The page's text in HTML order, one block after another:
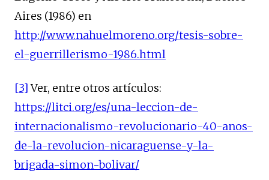
Aires (1986) en
http://www.nahuelmoreno.org/tesis-sobre-
el-guerrillerismo-1986.html
[3]Ver, entre otros artículos:
https://litci.org/es/una-leccion-de-
internacionalismo-revolucionario-40-anos-
de-la-revolucion-nicaraguense-y-la-
brigada-simon-bolivar/